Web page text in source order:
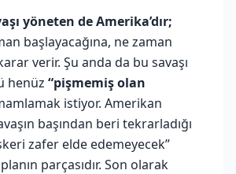
yöneten de Amerika’dır;
başlayacağına, ne zaman
verir. Şu anda da bu savaşı
henüz “pişmemiş olan
istiyor. Amerikan
başından beri tekrarladığı
zafer elde edemeyecek”
parçasıdır. Son olarak